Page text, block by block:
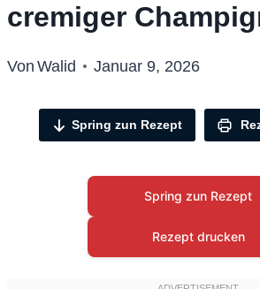
cremiger
Von Walid Januar 9, 2026
Spring zun Rezept
Spring zun Rezept
Rezept drucken